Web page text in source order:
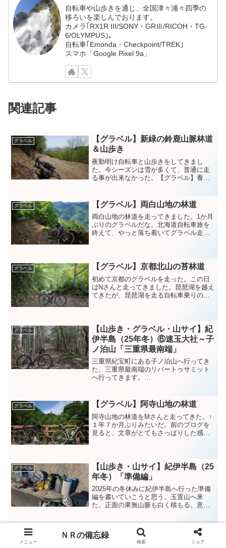
自転車や山歩きを通じ、全国津々浦々四季の
移ろいを楽しんでおります。
カメラ｢RX1R III/SONY・GRⅢ/RICOH・TG-
6/OLYMPUS｣。
自転車｢Emonda・Checkpoint/TREK｣
スマホ「Google Pixel 9a」
関連記事
グラベル
【グラベル】新緑の鈴鹿山脈林道
＆山歩き
夜勤明け自転車と山歩きをしてきまし
た。今シーズンは雪が多くて、普通に走
る事が出来なかった。【グラベル】養老
夫だろうと北部の林道へ向かう。そし
て、花...
グラベル 【グラベル】両白山地の林道
両白山地の林道を走ってきました。1か月
ぶりのグラベルだな。北海道自転車旅を
終えて、やっと落ち着いてグラベル走れ
杉林と石垣が良い感じ...
グラベル 【グラベル】京都北山の苔林道
初めて京都のグラベルを走った。この日
はNさんと走ってきました。琵琶湖を越え
てきたが、琵琶湖を走る自転車乗りの多
グラベル
【山歩き・グラベル・山サイ】紀
伊半島（25年冬）⑥速玉大社～子
ノ泊山「三重県最南端」
三重県紀宝町にある子ノ泊山へ行ってき
た。三重県最南端のリバートゥサミット
へ行ってきます。
到着。雲多いけど太平洋...
グラベル 【グラベル】阿寺山地の林道
阿寺山地の林道をMさんと走ってきた。↑
１年７か月ぶりみたいだ。前のブログを
見ると、文章がとてもさっぱりした感じ
ト ：12－36ブ...
グラベル
【山歩き・山サイ】紀伊半島（25
年冬）「準備編」
2025年の冬休みに紀伊半島へ行った準備
編を書いていこうと思う。玉置山へ来
た。正面の果無山脈も白く積もる。意外
の人が坂の途中で立ち往生…大峯奥駈道
を歩いてきます。 pic.twitter.com/xVKQ...
メニュー
ＮＲの備忘録
検索 シェア